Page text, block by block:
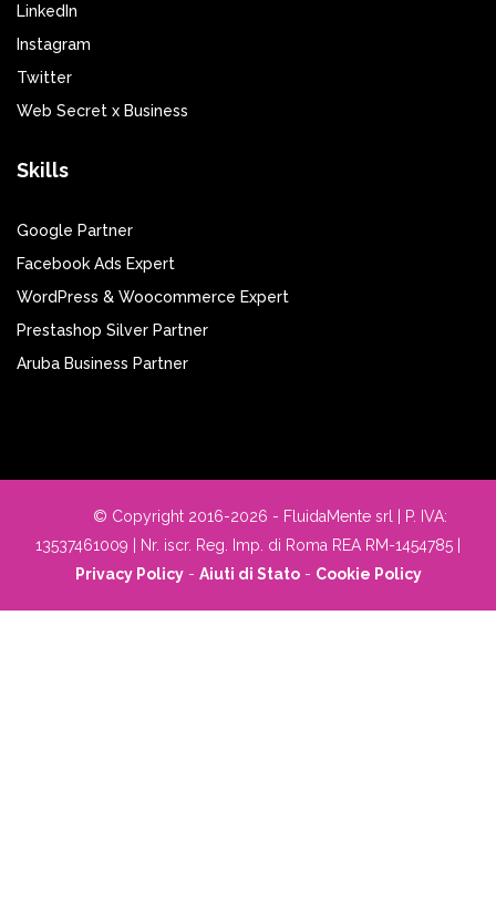
LinkedIn
Instagram
Twitter
Web Secret x Business
Skills
Google Partner
Facebook Ads Expert
WordPress & Woocommerce Expert
Prestashop Silver Partner
Aruba Business Partner
© Copyright 2016-2026 - FluidaMente srl | P. IVA:
13537461009 | Nr. iscr. Reg. Imp. di Roma REA RM-1454785 |
Privacy Policy - Aiuti di Stato- Cookie Policy